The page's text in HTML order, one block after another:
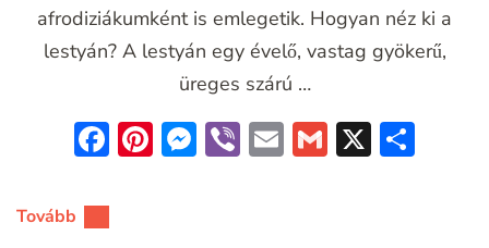
afrodiziákumként is emlegetik. Hogyan néz ki a
lestyán? A lestyán egy évelő, vastag gyökerű,
üreges szárú …
Facebook
Pinterest
Messenger
ViberEmailGmail
X
Tovább